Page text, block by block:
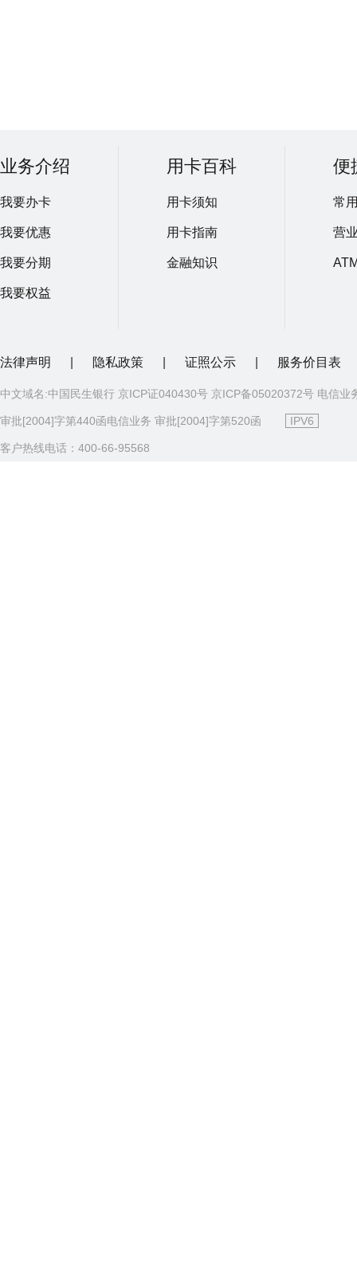
业务介绍
我要办卡
我要优惠
我要分期
我要权益
用卡百科
用卡须知
用卡指南
金融知识
便
常
营
法律声明 隐私政策 证照公示 服务价目表
中文域名:中国民生银行 京ICP证040430号 京ICP备05020372号 电信业
审批[2004]字第440函电信业务 审批[2004]字第520函 IPV6
客户热线电话：400-66-95568